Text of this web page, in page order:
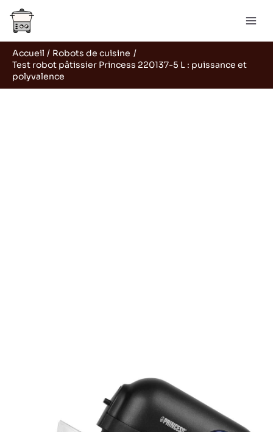
Aller
contenu
Accueil
Robots de cuisine
Test robot pâtissier Princess 220137-5 L : puissance et
polyvalence
Rechercher